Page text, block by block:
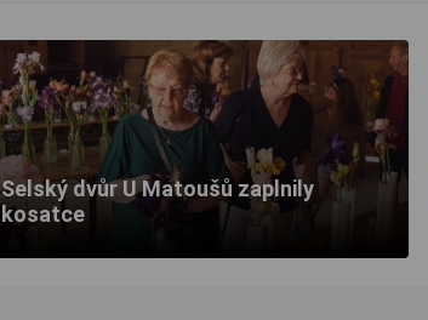
Selský dvůr U Matoušů zaplnily
kosatce